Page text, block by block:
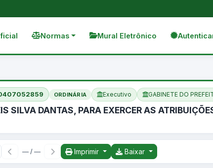
Normas Mural Eletrônico
ORDINÁRIA Executivo GABINETE DO
SILVA DANTAS, PARA EXERCER AS
— / — Imprimir Baixar